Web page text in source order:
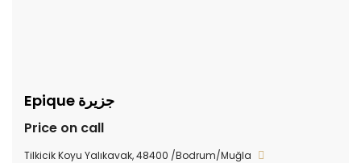
جزيرة Epique
Price on call
Tilkicik Koyu Yalıkavak, 48400 /Bodrum/Muğla